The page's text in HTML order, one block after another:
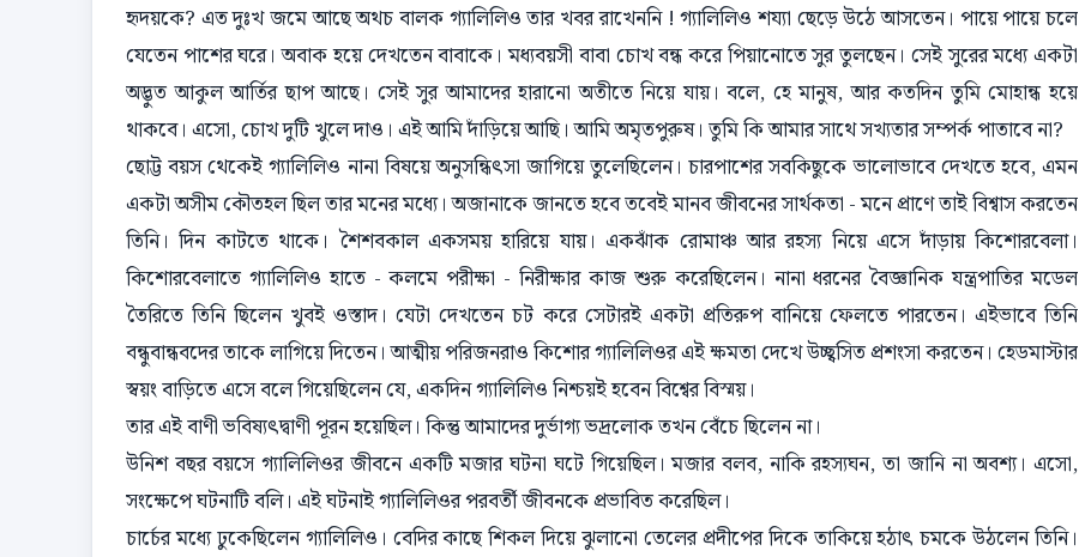
হৃদয়কে? এত দুঃখ জমে আছে অথচ বালক গ্যালিলিও তার খবর রাখেননি ! গ্যালিলিও শয্যা ছেড়ে উঠে আসতেন। পায়ে পায়ে চলে
যেতেন পাশের ঘরে। অবাক হয়ে দেখতেন বাবাকে। মধ্যবয়সী বাবা চোখ বন্ধ করে পিয়ানোতে সুর তুলছেন। সেই সুরের মধ্যে একটা
অদ্ভুত আকুল আর্তির ছাপ আছে। সেই সুর আমাদের হারানো অতীতে নিয়ে যায়। বলে, হে মানুষ, আর কতদিন তুমি মোহান্ধ হয়ে
থাকবে। এসো, চোখ দুটি খুলে দাও। এই আমি দাঁড়িয়ে আছি। আমি অমৃতপুরুষ। তুমি কি আমার সাথে সখ্যতার সম্পর্ক পাতাবে না?
ছোট্ট বয়স থেকেই গ্যালিলিও নানা বিষয়ে অনুসন্ধিৎসা জাগিয়ে তুলেছিলেন। চারপাশের সবকিছুকে ভালোভাবে দেখতে হবে, এমন
একটা অসীম কৌতহল ছিল তার মনের মধ্যে। অজানাকে জানতে হবে তবেই মানব জীবনের সার্থকতা - মনে প্রাণে তাই বিশ্বাস করতেন
তিনি। দিন কাটতে থাকে। শৈশবকাল একসময় হারিয়ে যায়। একঝাঁক রোমাঞ্চ আর রহস্য নিয়ে এসে দাঁড়ায় কিশোরবেলা।
কিশোরবেলাতে গ্যালিলিও হাতে - কলমে পরীক্ষা - নিরীক্ষার কাজ শুরু করেছিলেন। নানা ধরনের বৈজ্ঞানিক যন্ত্রপাতির মডেল
তৈরিতে তিনি ছিলেন খুবই ওস্তাদ। যেটা দেখতেন চট করে সেটারই একটা প্রতিরুপ বানিয়ে ফেলতে পারতেন। এইভাবে তিনি
বন্ধুবান্ধবদের তাকে লাগিয়ে দিতেন। আত্মীয় পরিজনরাও কিশোর গ্যালিলিওর এই ক্ষমতা দেখে উচ্ছ্বসিত প্রশংসা করতেন। হেডমাস্টার
স্বয়ং বাড়িতে এসে বলে গিয়েছিলেন যে, একদিন গ্যালিলিও নিশ্চয়ই হবেন বিশ্বের বিস্ময়।
তার এই বাণী ভবিষ্যৎদ্বাণী পূরন হয়েছিল। কিন্তু আমাদের দুর্ভাগ্য ভদ্রলোক তখন বেঁচে ছিলেন না।
উনিশ বছর বয়সে গ্যালিলিওর জীবনে একটি মজার ঘটনা ঘটে গিয়েছিল। মজার বলব, নাকি রহস্যঘন, তা জানি না অবশ্য। এসো,
সংক্ষেপে ঘটনাটি বলি। এই ঘটনাই গ্যালিলিওর পরবর্তী জীবনকে প্রভাবিত করেছিল।
চার্চের মধ্যে ঢুকেছিলেন গ্যালিলিও। বেদির কাছে শিকল দিয়ে ঝুলানো তেলের প্রদীপের দিকে তাকিয়ে হঠাৎ চমকে উঠলেন তিনি।